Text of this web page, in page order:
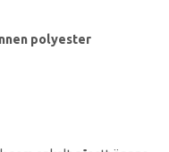
polyester